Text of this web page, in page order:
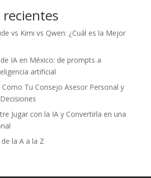
vs Kimi vs Qwen: ¿Cuál es la Mejor
IA en México: de prompts a
artificial
Tu Consejo Asesor Personal y
Jugar con la IA y Convertirla en una
la A a la Z